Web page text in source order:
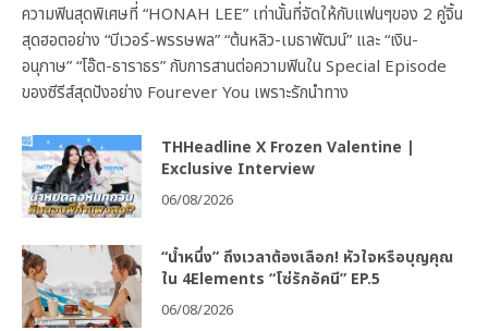
ความฟินสุดพิเศษที่ “HONAH LEE” เท่านั้นที่จัดให้กับแฟนๆของ 2 คู่จิ้น
สุดฮอตอย่าง “บีเวอร์-พรรษพล” “ต้นหลิว-เมธาพัฒน์” และ “เงิน-
อนุภาษ” “โอ๊ต-ธาราธร” กับการสานต่อความฟินใน Special Episode
ของซีรีส์สุดปังอย่าง Fourever You เพราะรักนำทาง
THHeadline X Frozen Valentine |
Exclusive Interview
06/08/2026
“น้ำหนึ่ง” ถึงเวลาต้องเลือก! หัวใจหรือบุญคุณ
ใน 4Elements “โซ่รักอัคนี” EP.5
06/08/2026